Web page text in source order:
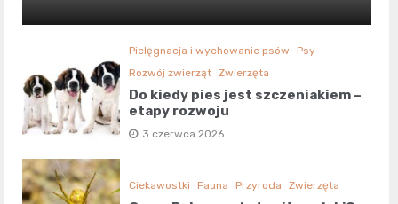
Pielęgnacja i wychowanie psów
Psy
Rozwój zwierząt Zwierzęta
Do kiedy pies jest szczeniakiem –
etapy rozwoju
3 czerwca 2026
Ciekawostki Fauna Przyroda Zwierzęta